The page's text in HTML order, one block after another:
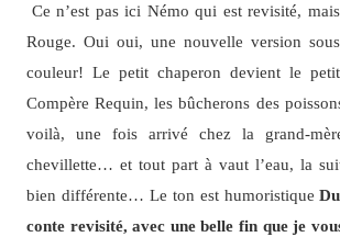
Ce n’est pas ici Némo qui est revisité,
Rouge. Oui oui, une nouvelle version
couleur! Le petit chaperon devient le
Compère Requin, les bûcherons des
voilà, une fois arrivé chez la grand-
chevillette… et tout part à vaut l’eau, la
bien différente… Le ton est humoristique
conte revisité, avec une belle fin que je